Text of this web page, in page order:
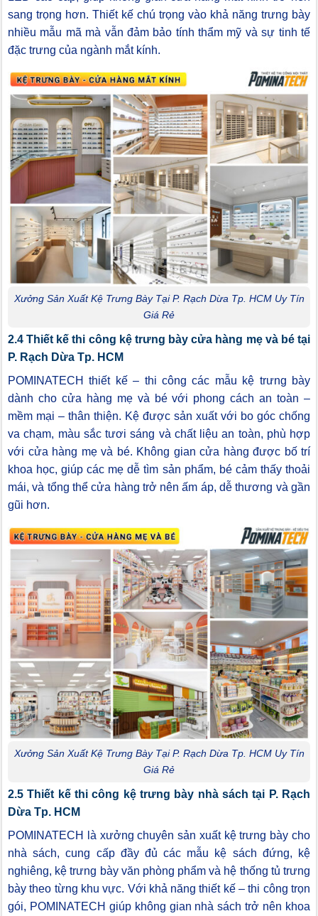
sang trọng hơn. Thiết kế chú trọng vào khả năng trưng bày
nhiều mẫu mã mà vẫn đảm bảo tính thẩm mỹ và sự tinh tế
đặc trưng của ngành mắt kính.
Xưởng Sản Xuất Kệ Trưng Bày Tại P. Rạch Dừa Tp. HCM Uy Tín
Giá Rẻ
2.4 Thiết kế thi công kệ trưng bày cửa hàng mẹ và bé tại
P. Rạch Dừa Tp. HCM
POMINATECH thiết kế – thi công các mẫu kệ trưng bày
dành cho cửa hàng mẹ và bé với phong cách an toàn –
mềm mại – thân thiện. Kệ được sản xuất với bo góc chống
va chạm, màu sắc tươi sáng và chất liệu an toàn, phù hợp
với cửa hàng mẹ và bé. Không gian cửa hàng được bố trí
khoa học, giúp các mẹ dễ tìm sản phẩm, bé cảm thấy thoải
mái, và tổng thể cửa hàng trở nên ấm áp, dễ thương và gần
gũi hơn.
Xưởng Sản Xuất Kệ Trưng Bày Tại P. Rạch Dừa Tp. HCM Uy Tín
Giá Rẻ
2.5 Thiết kế thi công kệ trưng bày nhà sách tại P. Rạch
Dừa Tp. HCM
POMINATECH là xưởng chuyên sản xuất kệ trưng bày cho
nhà sách, cung cấp đầy đủ các mẫu kệ sách đứng, kệ
nghiêng, kệ trưng bày văn phòng phẩm và hệ thống tủ trưng
bày theo từng khu vực. Với khả năng thiết kế – thi công trọn
gói, POMINATECH giúp không gian nhà sách trở nên khoa